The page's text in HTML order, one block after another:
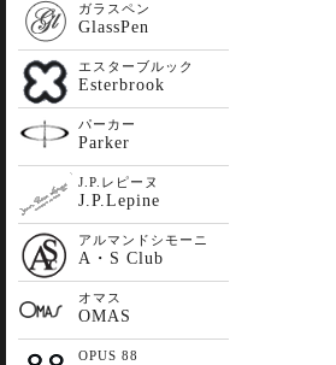
ガラスペン
GlassPen
エスターブルック
Esterbrook
パーカー
Parker
J.P.レピーヌ
J.P.Lepine
アルマンドシモーニ
A・S Club
オマス
OMAS
OPUS 88